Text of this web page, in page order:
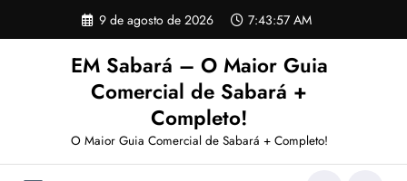
o
9 de agosto de 2026 7:43:58 AM
EM Sabará – O Maior Guia
Comercial de Sabará +
Completo!
O Maior Guia Comercial de Sabará + Completo!